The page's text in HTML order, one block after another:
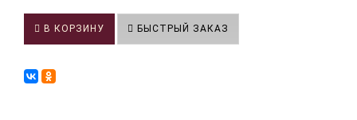
В КОРЗИНУ БЫСТРЫЙ ЗАКАЗ